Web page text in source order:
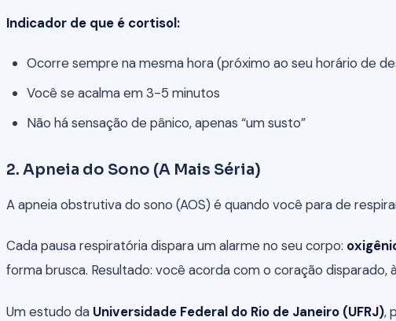
Indicador de que é cortisol:
Ocorre sempre na mesma hora (próximo ao seu horário de
Você se acalma em 3-5 minutos
Não há sensação de pânico, apenas “um susto”
2. Apneia do Sono (A Mais Séria)
A apneia obstrutiva do sono (AOS) é quando você para de
Cada pausa respiratória dispara um alarme no seu corpo:
forma brusca. Resultado: você acorda com o coração disparado,
Um estudo da Universidade Federal do Rio de Janeiro (UFRJ),